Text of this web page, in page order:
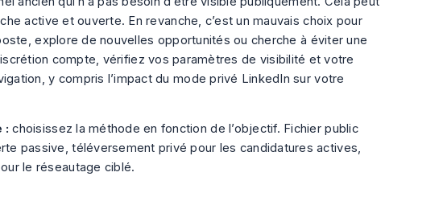
active et ouverte. En revanche, c’est un mauvais choix pour
explore de nouvelles opportunités ou cherche à éviter une
compte, vérifiez vos paramètres de visibilité et votre
y compris l’impact du mode privé LinkedIn sur votre
: choisissez la méthode en fonction de l’objectif. Fichier public
passive, téléversement privé pour les candidatures actives,
le réseautage ciblé.